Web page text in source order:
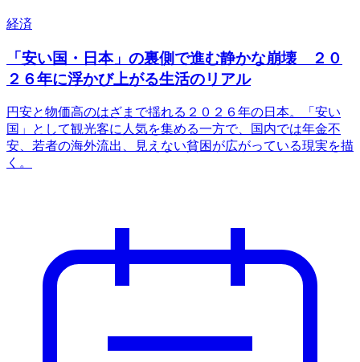
経済
「安い国・日本」の裏側で進む静かな崩壊 ２０
２６年に浮かび上がる生活のリアル
円安と物価高のはざまで揺れる２０２６年の日本。「安い
国」として観光客に人気を集める一方で、国内では年金不
安、若者の海外流出、見えない貧困が広がっている現実を描
く。